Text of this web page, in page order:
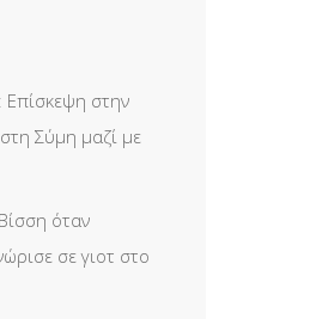
Επίσκεψη στην
Σύμη μαζί με
όταν
σε γιοτ στο